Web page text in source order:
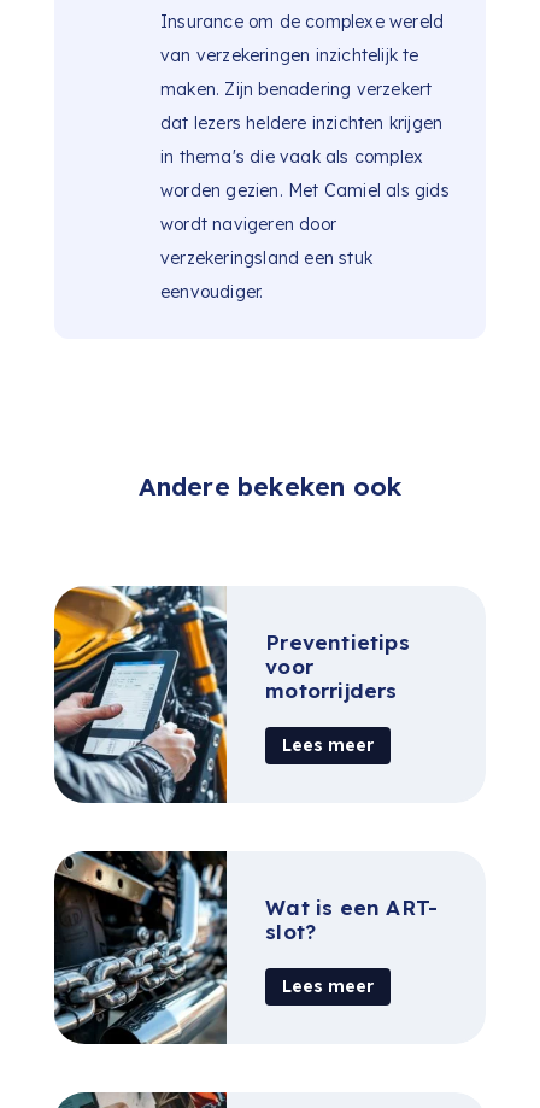
Insurance om de complexe wereld
van verzekeringen inzichtelijk te
maken. Zijn benadering verzekert
dat lezers heldere inzichten krijgen
in thema's die vaak als complex
worden gezien. Met Camiel als gids
wordt navigeren door
verzekeringsland een stuk
eenvoudiger.
Andere bekeken ook
Preventietips
voor
motorrijders
Lees meer
Wat is een ART-
slot?
Lees meer